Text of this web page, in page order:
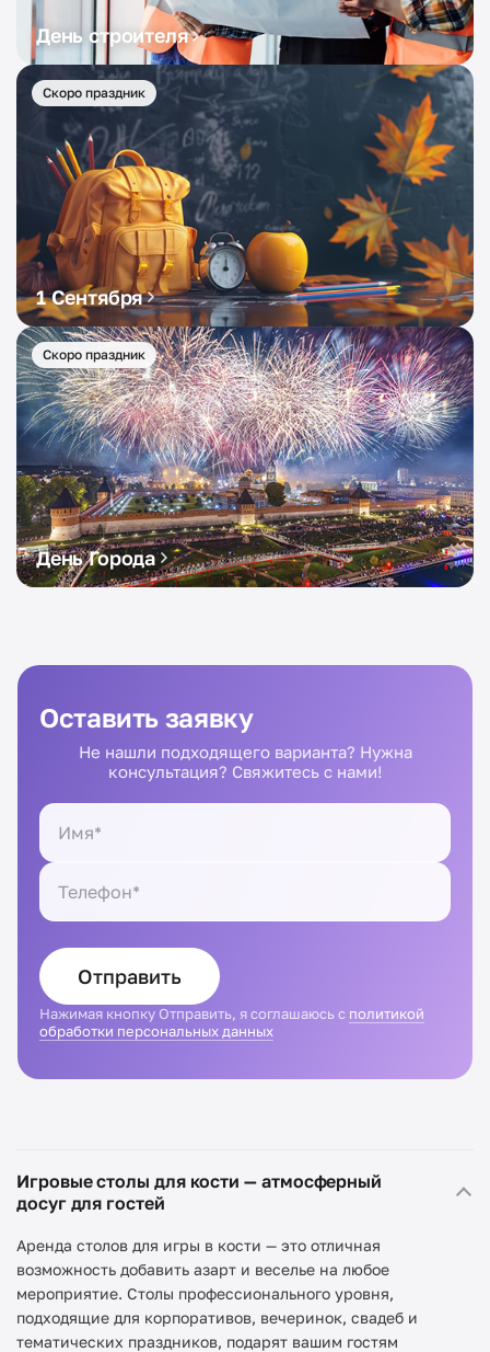
День строителя
Скоро праздник
1 Сентября
Скоро праздник
День Города
Оставить заявку
Не нашли подходящего варианта? Нужна
консультация? Свяжитесь с нами!
Отправить
Нажимая кнопку Отправить, я соглашаюсь с политикой
обработки персональных данных
Игровые столы для кости — атмосферный
досуг для гостей
Аренда столов для игры в кости — это отличная
возможность добавить азарт и веселье на любое
мероприятие. Столы профессионального уровня,
подходящие для корпоративов, вечеринок, свадеб и
тематических праздников, подарят вашим гостям